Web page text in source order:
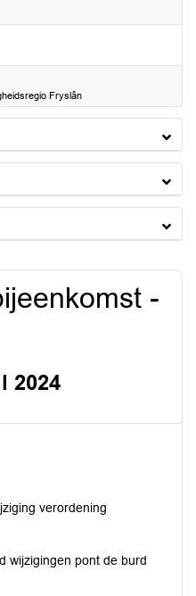
Fryslân
-
2024
verordening
wijzigingen pont de burd